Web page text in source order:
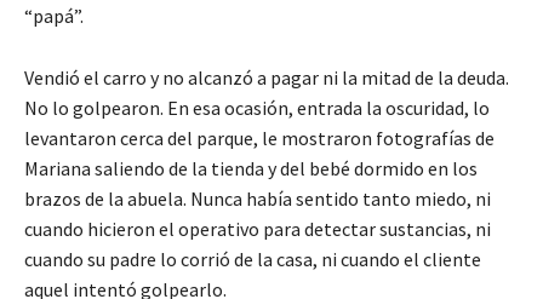
“papá”.
Vendió el carro y no alcanzó a pagar ni la mitad de la deuda.
No lo golpearon. En esa ocasión, entrada la oscuridad, lo
levantaron cerca del parque, le mostraron fotografías de
Mariana saliendo de la tienda y del bebé dormido en los
brazos de la abuela. Nunca había sentido tanto miedo, ni
cuando hicieron el operativo para detectar sustancias, ni
cuando su padre lo corrió de la casa, ni cuando el cliente
aquel intentó golpearlo.